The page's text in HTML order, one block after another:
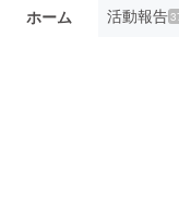
ホーム 活動報告